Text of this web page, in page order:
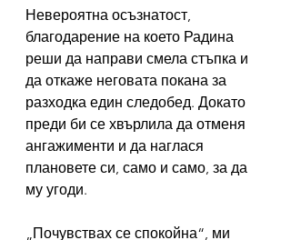
Невероятна осъзнатост,
благодарение на което Радина
реши да направи смела стъпка и
да откаже неговата покана за
разходка един следобед. Докато
преди би се хвърлила да отменя
ангажименти и да наглася
плановете си, само и само, за да
му угоди.
„Почувствах се спокойна“, ми